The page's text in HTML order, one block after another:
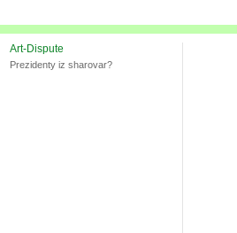
Art-Dispute
Prezidenty iz sharovar?